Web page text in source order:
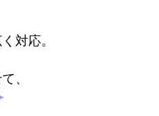
対応。
、